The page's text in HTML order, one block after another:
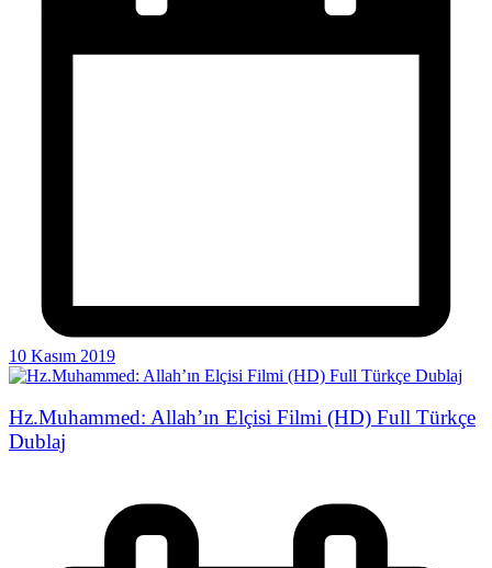
10 Kasım 2019
Hz.Muhammed: Allah’ın Elçisi Filmi (HD) Full Türkçe
Dublaj